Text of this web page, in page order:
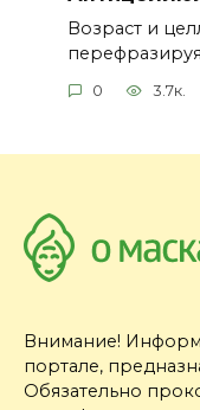
Возраст и
перефразируя
0 3.7к.
Внимание!
портале,
Обязательно